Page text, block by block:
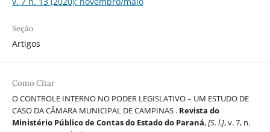
Seção
Artigos
Como Citar
O CONTROLE INTERNO NO PODER LEGISLATIVO – UM ESTUDO DE
CASO DA CÂMARA MUNICIPAL DE CAMPINAS . Revista do
Ministério Público de Contas do Estado do Paraná,[S. l.], v. 7, n.